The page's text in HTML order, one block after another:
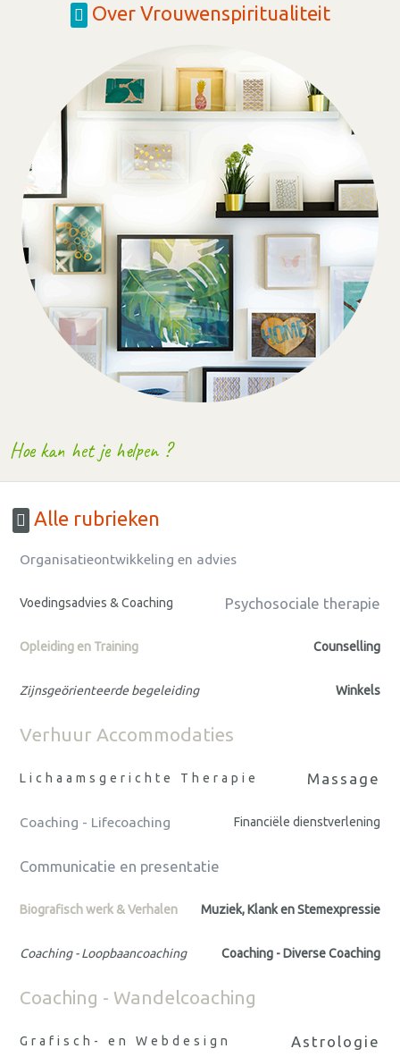
Over Vrouwenspiritualiteit
Hoe kan het je helpen ?
Alle rubrieken
Organisatieontwikkeling en advies
Voedingsadvies & Coaching Psychosociale therapie
Opleiding en Training Counselling
Zijnsgeörienteerde begeleiding Winkels
Verhuur Accommodaties
Lichaamsgerichte Therapie Massage
Coaching - Lifecoaching Financiële dienstverlening
Communicatie en presentatie
Biografisch werk & Verhalen Muziek, Klank en Stemexpressie
Coaching - Loopbaancoaching Coaching - Diverse Coaching
Coaching - Wandelcoaching
Grafisch- en Webdesign Astrologie